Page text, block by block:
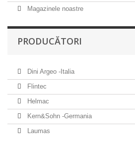
Magazinele noastre
PRODUCĂTORI
Dini Argeo -Italia
Flintec
Helmac
Kern&Sohn -Germania
Laumas